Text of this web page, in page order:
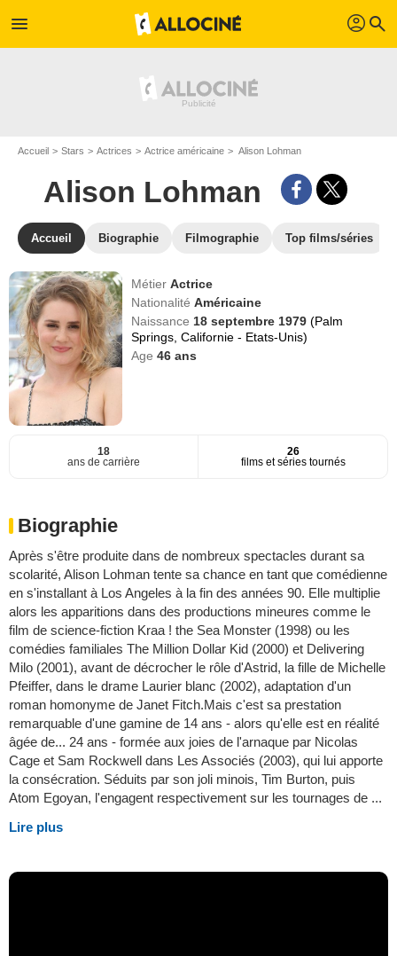
menu profil search
Accueil Stars Actrices Actrice américaine Alison Lohman
Alison Lohman
Accueil Biographie Filmographie Top films/séries
MétierActrice
NationalitéAméricaine
Naissance 18 septembre 1979(Palm
Springs, Californie - Etats-Unis)
Age46 ans
18
ans de carrière
26
films et séries tournés
Biographie
Après s'être produite dans de nombreux spectacles durant sa
scolarité, Alison Lohman tente sa chance en tant que comédienne
en s'installant à Los Angeles à la fin des années 90. Elle multiplie
alors les apparitions dans des productions mineures comme le
film de science-fiction Kraa ! the Sea Monster (1998) ou les
comédies familiales The Million Dollar Kid (2000) et Delivering
Milo (2001), avant de décrocher le rôle d'Astrid, la fille de Michelle
Pfeiffer, dans le drame Laurier blanc (2002), adaptation d'un
roman homonyme de Janet Fitch.Mais c'est sa prestation
remarquable d'une gamine de 14 ans - alors qu'elle est en réalité
âgée de... 24 ans - formée aux joies de l'arnaque par Nicolas
Cage et Sam Rockwell dans Les Associés (2003), qui lui apporte
la consécration. Séduits par son joli minois, Tim Burton, puis
Atom Egoyan, l'engagent respectivement sur les tournages de ...
Lire plus